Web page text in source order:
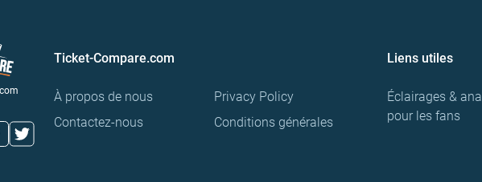
Ticket-Compare.com
À propos de nous
Contactez-nous
Privacy Policy
Conditions générales
Liens utiles
Éclairages &
pour les fans